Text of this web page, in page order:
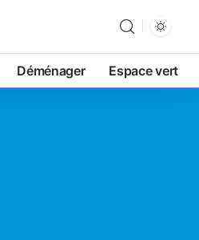
Déménager Espace vert